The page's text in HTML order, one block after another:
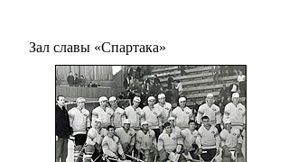
Зал славы «Спартака»